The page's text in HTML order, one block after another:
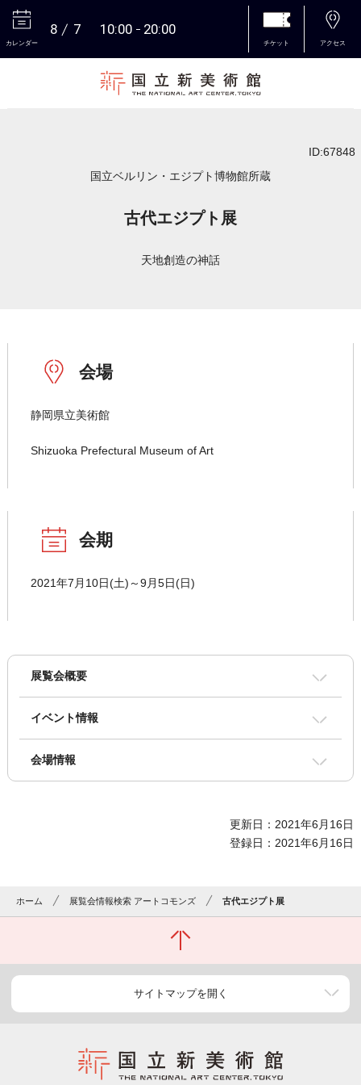
カレンダー
8 7 10:00 20:00
チケット アクセス
ID:67848
国立ベルリン・エジプト博物館所蔵
古代エジプト展
天地創造の神話
会場
静岡県立美術館
Shizuoka Prefectural Museum of Art
会期
2021年7月10日(土)～9月5日(日)
展覧会概要
イベント情報
会場情報
更新日：2021年6月16日
登録日：2021年6月16日
ホーム 展覧会情報検索 アートコモンズ 古代エジプト展
サイトマップを開く